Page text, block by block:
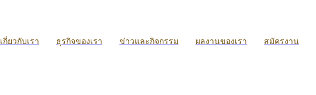
เกี่ยวกับเรา ธุรกิจของเรา ข่าวและกิจกรรม ผลงานของเรา สมัครงาน